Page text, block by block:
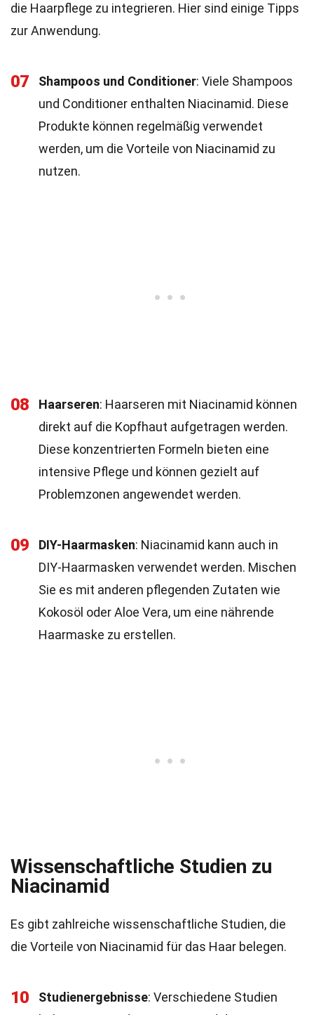
die Haarpflege zu integrieren. Hier sind einige Tipps
zur Anwendung.
07 Shampoos und Conditioner: Viele Shampoos
und Conditioner enthalten Niacinamid. Diese
Produkte können regelmäßig verwendet
werden, um die Vorteile von Niacinamid zu
nutzen.
08 Haarseren: Haarseren mit Niacinamid können
direkt auf die Kopfhaut aufgetragen werden.
Diese konzentrierten Formeln bieten eine
intensive Pflege und können gezielt auf
Problemzonen angewendet werden.
09 DIY-Haarmasken: Niacinamid kann auch in
DIY-Haarmasken verwendet werden. Mischen
Sie es mit anderen pflegenden Zutaten wie
Kokosöl oder Aloe Vera, um eine nährende
Haarmaske zu erstellen.
Wissenschaftliche Studien zu
Niacinamid
Es gibt zahlreiche wissenschaftliche Studien, die
die Vorteile von Niacinamid für das Haar belegen.
10 Studienergebnisse: Verschiedene Studien